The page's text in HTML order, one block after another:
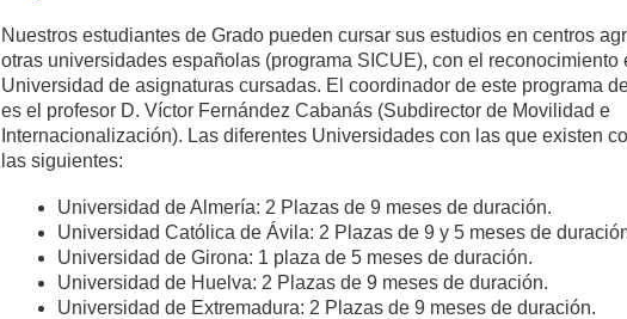
Nuestros estudiantes de Grado pueden cursar sus estudios en centros
otras universidades españolas (programa SICUE), con el reconocimiento
Universidad de asignaturas cursadas. El coordinador de este programa
es el profesor D. Víctor Fernández Cabanás (Subdirector de Movilidad e
Internacionalización). Las diferentes Universidades con las que existen
las siguientes:
Universidad de Almería: 2 Plazas de 9 meses de duración.
Universidad Católica de Ávila: 2 Plazas de 9 y 5 meses de
Universidad de Girona: 1 plaza de 5 meses de duración.
Universidad de Huelva: 2 Plazas de 9 meses de duración.
Universidad de Extremadura: 2 Plazas de 9 meses de duración.